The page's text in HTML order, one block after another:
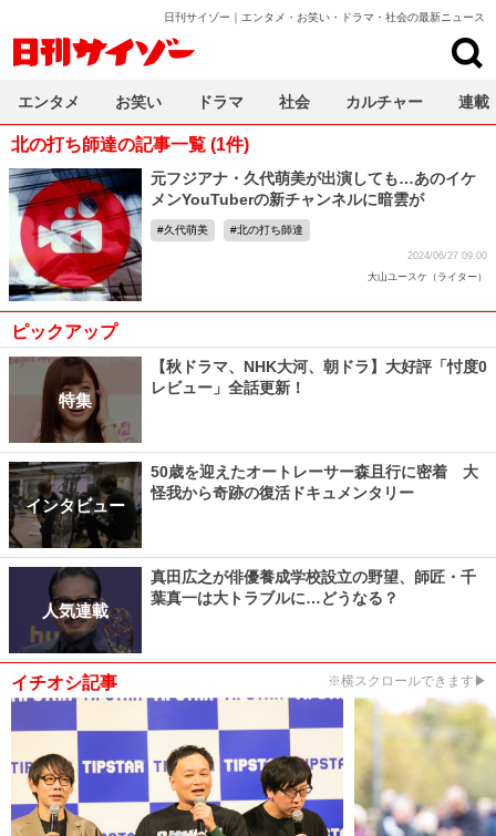
日刊サイゾー｜エンタメ・お笑い・ドラマ・社会の最新ニュース
北の打ち師達の記事一覧 (1件)
元フジアナ・久代萌美が出演しても…あのイケ
メンYouTuberの新チャンネルに暗雲が
久代萌美 北の打ち師達
2024/06/27 09:00
大山ユースケ（ライター）
ピックアップ
特集
【秋ドラマ、NHK大河、朝ドラ】大好評「忖度0
レビュー」全話更新！
インタビュー
50歳を迎えたオートレーサー森且行に密着 大
怪我から奇跡の復活ドキュメンタリー
人気連載
真田広之が俳優養成学校設立の野望、師匠・千
葉真一は大トラブルに…どうなる？
イチオシ記事 ※横スクロールできます▶
エンタメ お笑い ドラマ 社会 カルチャー 連載